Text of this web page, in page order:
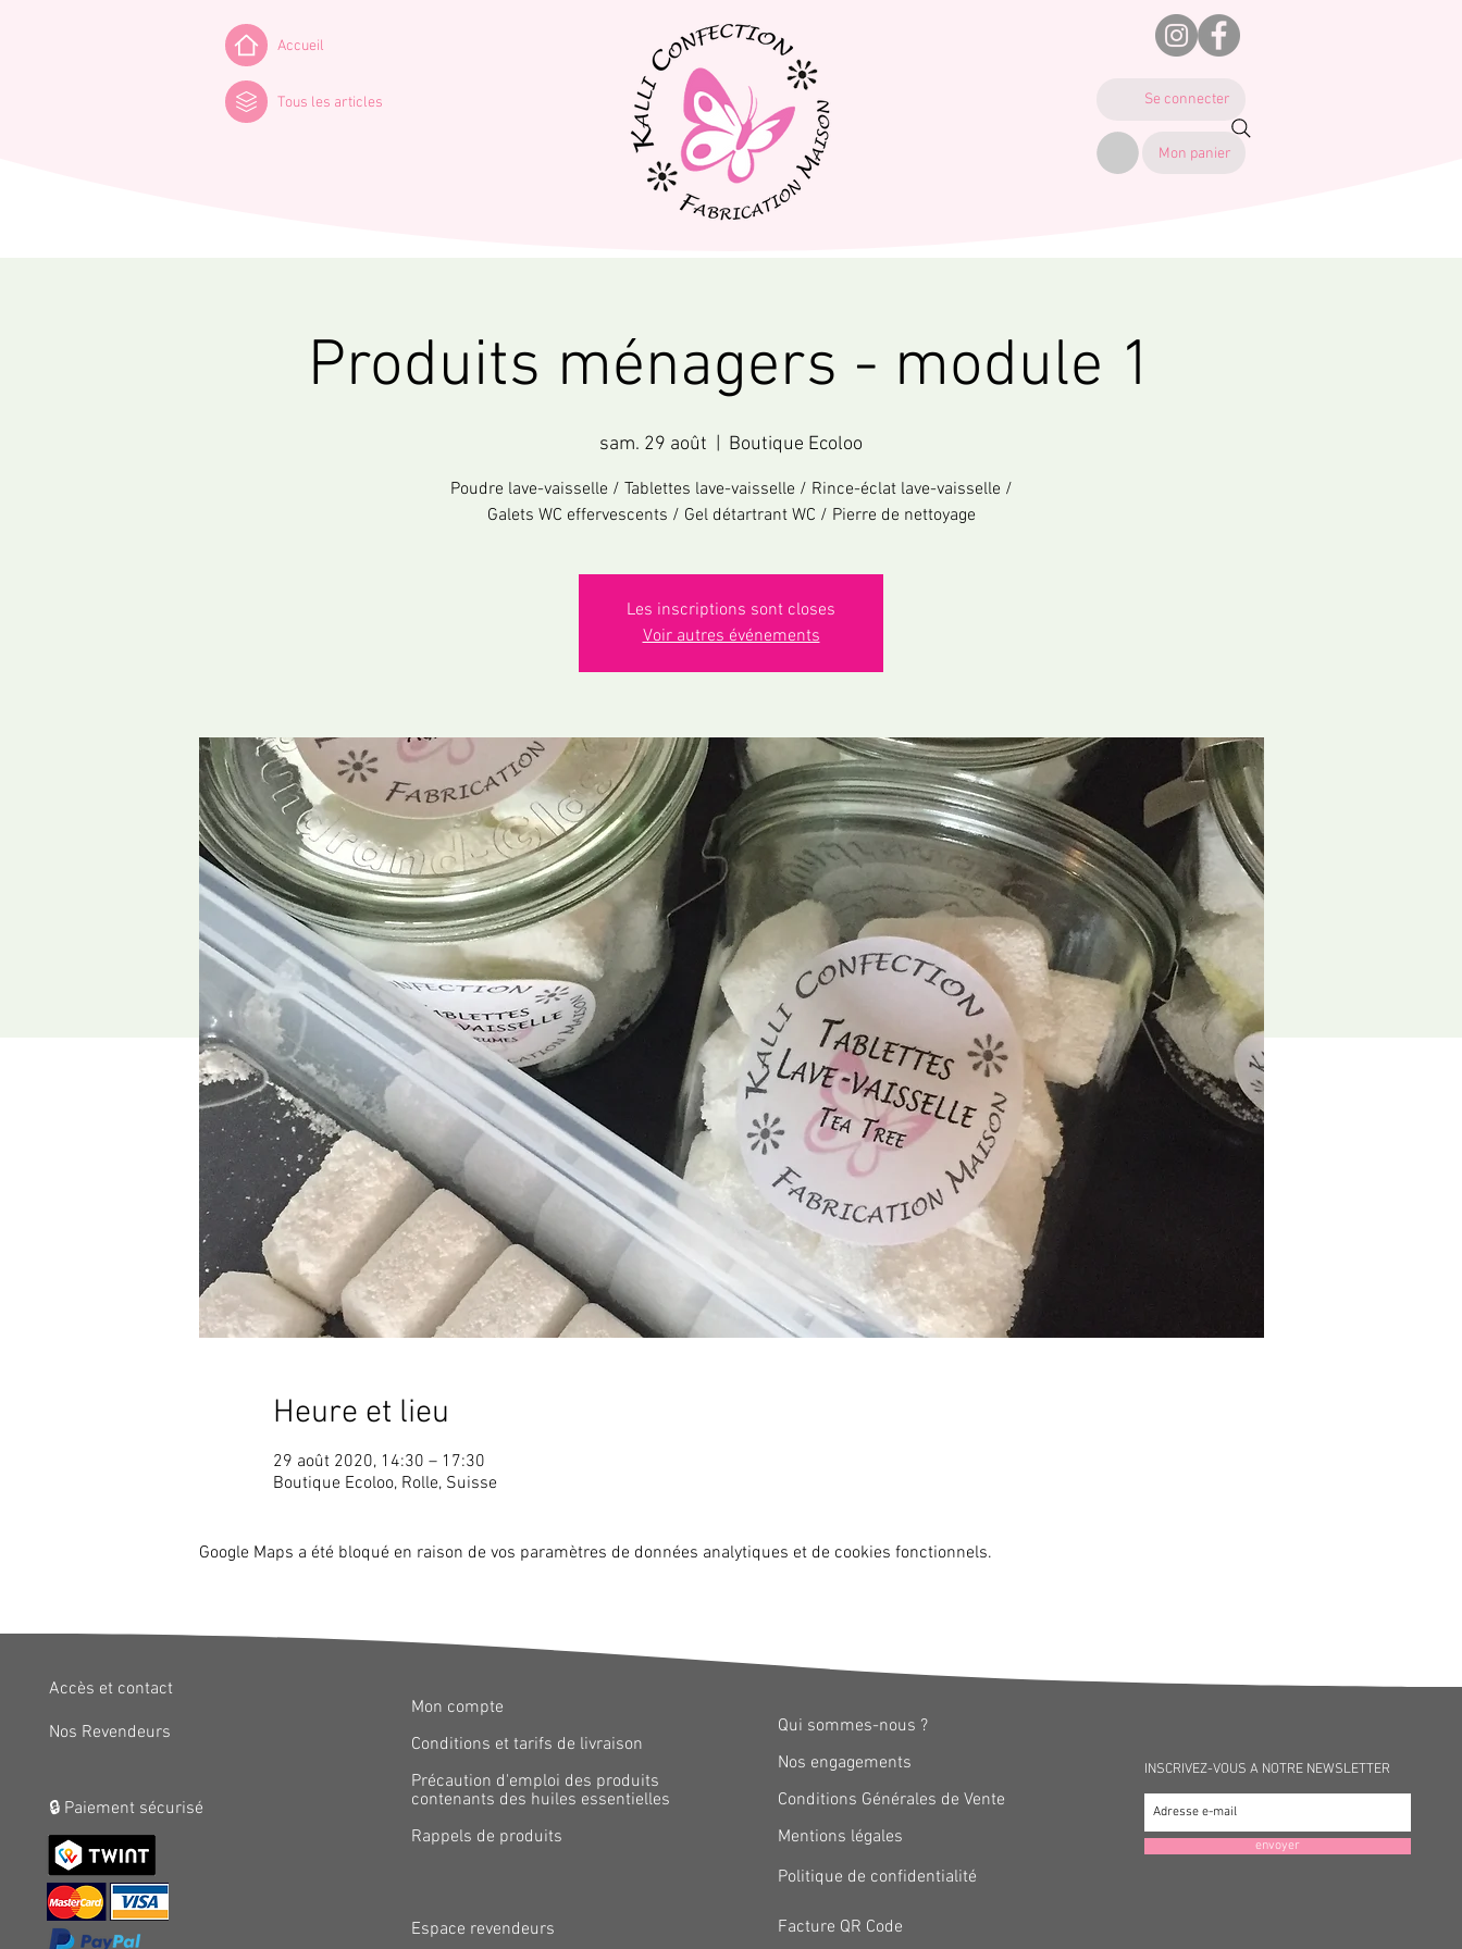
Accueil
Tous les articles Se connecter
Mon panier
Produits ménagers - module 1
sam. 29 août Boutique Ecoloo
Poudre lave-vaisselle / Tablettes lave-vaisselle / Rince-éclat lave-vaisselle /
Galets WC effervescents / Gel détartrant WC / Pierre de nettoyage
Les inscriptions sont closes
Voir autres événements
Heure et lieu
29 août 2020, 14:30 – 17:30
Boutique Ecoloo, Rolle, Suisse
Google Maps a été bloqué en raison de vos paramètres de données analytiques et de cookies fonctionnels.
Accès et contact
Nos Revendeurs
🔒 Paiement sécurisé
Mon compte
Conditions et tarifs de livraison
Précaution d'emploi des produits
contenants des huiles essentielles
Rappels de produits
Espace revendeurs
Qui sommes-nous ?
Nos engagements
​Conditions Générales de Vente
Mentions légales
Politique de confidentialité
Facture QR Code
INSCRIVEZ-VOUS A NOTRE NEWSLETTER
envoyer